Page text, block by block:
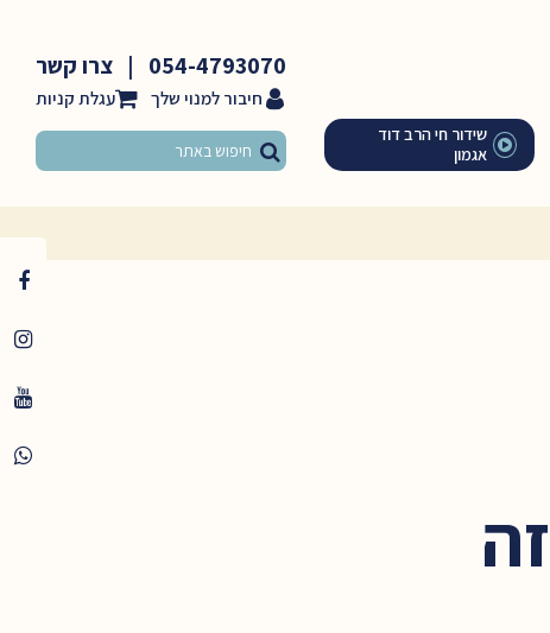
שידור חי הרב דוד
אגמון
054-4793070
| צרו קשר
חיבור למנוי שלך